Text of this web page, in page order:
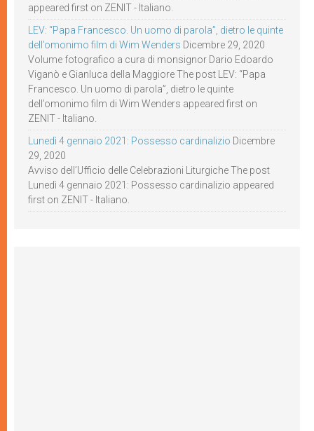
appeared first on ZENIT - Italiano.
LEV: “Papa Francesco. Un uomo di parola”, dietro le quinte
dell’omonimo film di Wim Wenders Dicembre 29, 2020
Volume fotografico a cura di monsignor Dario Edoardo
Viganò e Gianluca della Maggiore The post LEV: “Papa
Francesco. Un uomo di parola”, dietro le quinte
dell’omonimo film di Wim Wenders appeared first on
ZENIT - Italiano.
Lunedì 4 gennaio 2021: Possesso cardinalizio Dicembre
29, 2020
Avviso dell’Ufficio delle Celebrazioni Liturgiche The post
Lunedì 4 gennaio 2021: Possesso cardinalizio appeared
first on ZENIT - Italiano.